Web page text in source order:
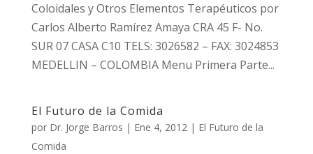
Coloidales y Otros Elementos Terapéuticos por
Carlos Alberto Ramírez Amaya CRA 45 F- No.
SUR 07 CASA C10 TELS: 3026582 – FAX: 3024853
MEDELLIN – COLOMBIA Menu Primera Parte...
El Futuro de la Comida
por Dr. Jorge Barros | Ene 4, 2012| El Futuro de la
Comida